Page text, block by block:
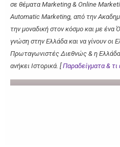
σε θέματα Marketing & Online
Automatic Marketing, από την
την μοναδική στον κόσμο και με ένα
γνώση στην Ελλάδα και να γίνουν οι
Πρωταγωνιστές Διεθνώς & η
ανήκει Ιστορικά. [ Παραδείγματα &